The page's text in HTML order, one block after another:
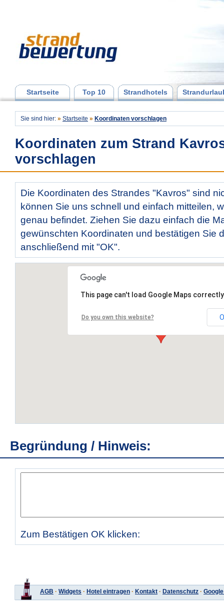
Startseite Top 10 Strandhotels
Sie sind hier: » Startseite » Koordinaten vorschlagen
Koordinaten zum Strand
vorschlagen
Die Koordinaten des Strandes "Kavros" sind
können Sie uns schnell und einfach mitteilen,
genau befindet. Ziehen Sie dazu einfach die
gewünschten Koordinaten und bestätigen Sie
anschließend mit "OK".
This page can't load Google Maps
Do you own this website?
Begründung / Hinweis:
Zum Bestätigen OK klicken:
AGB · Widgets · Hotel eintragen · Kontakt · Datenschutz ·